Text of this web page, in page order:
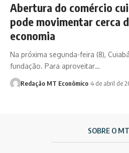
Abertura do comércio
pode movimentar cerca
economia
Na próxima segunda-feira (8),
fundação. Para aproveitar…
Redação MT Econômico 4 de abril de
SOBRE O